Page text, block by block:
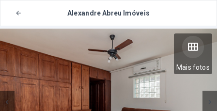
Alexandre Abreu Imóveis
Mais fotos